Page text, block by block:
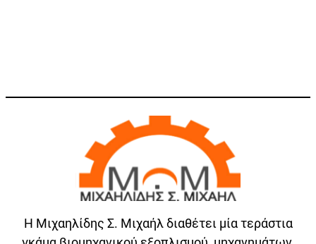
Η Μιχαηλίδης Σ. Μιχαήλ διαθέτει μία τεράστια